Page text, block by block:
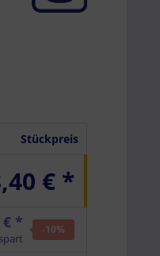
Stückpreis
€ *
€ * -10%